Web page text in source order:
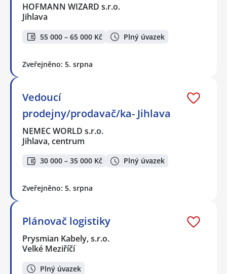
HOFMANN WIZARD s.r.o.
Jihlava
55 000 – 65 000 Kč Plný úvazek
Zveřejněno: 5. srpna
Vedoucí
prodejny/prodavač/ka- Jihlava
NEMEC WORLD s.r.o.
Jihlava, centrum
30 000 – 35 000 Kč Plný úvazek
Zveřejněno: 5. srpna
Plánovač logistiky
Prysmian Kabely, s.r.o.
Velké Meziříčí
Plný úvazek